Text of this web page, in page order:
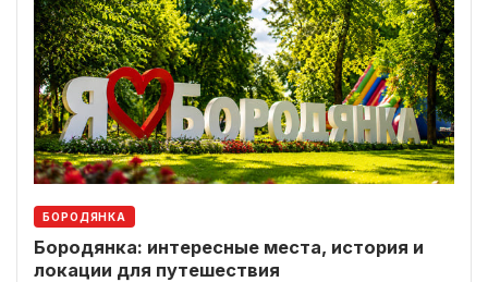
БОРОДЯНКА
Бородянка: интересные места, история и
локации для путешествия